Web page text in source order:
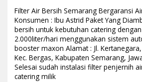
Filter Air Bersih Semarang Bergaransi
Konsumen : Ibu Astrid Paket Yang
bersih untuk kebutuhan catering
2.000liter/hari menggunakan sistem
booster maxon Alamat : Jl.
Kec. Bergas, Kabupaten Semarang,
Selesai sudah instalasi filter penjernih
catering milik